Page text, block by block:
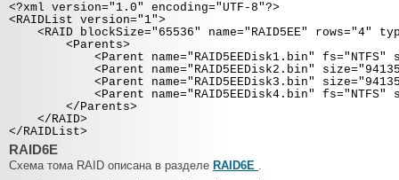
<?xml version="1.0" encoding="UTF-8"?>
<RAIDList version="1">
<RAID blockSize="65536" name="RAID5EE" rows="4"
<Parents>
<Parent name="RAID5EEDisk1.bin" fs="NTFS"
<Parent name="RAID5EEDisk2.bin"
<Parent name="RAID5EEDisk3.bin"
<Parent name="RAID5EEDisk4.bin" fs="NTFS"
</Parents>
</RAID>
</RAIDList>
RAID6E
Схема тома RAID описана в разделе RAID6E .